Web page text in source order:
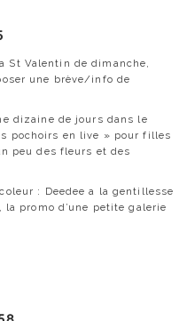
St Valentin de dimanche,
une brève/info de
dizaine de jours dans le
pochoirs en live » pour filles
peu des fleurs et des
: Deedee a la gentillesse
promo d’une petite galerie